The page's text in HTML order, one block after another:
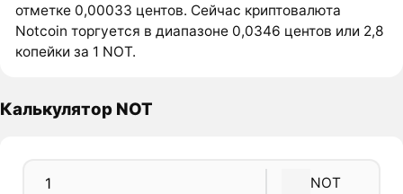
отметке 0,00033 центов. Сейчас криптовалюта
Notcoin торгуется в диапазоне 0,0346 центов или 2,8
копейки за 1 NOT.
Калькулятор NOT
NOT